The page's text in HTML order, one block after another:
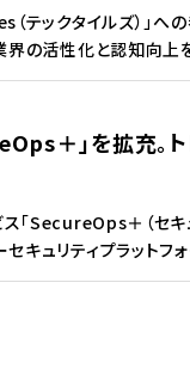
ックタイルズ）」へ
界の活性化と認知向
＋」を拡充
「SecureOps＋（セキ
セキュリティプラット